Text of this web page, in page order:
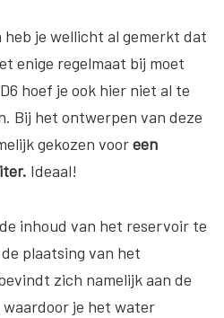
heb je wellicht al gemerkt dat
enige regelmaat bij moet
hoef je ook hier niet al te
Bij het ontwerpen van deze
gekozen vooreen
Ideaal!
inhoud van het reservoir te
plaatsing van het
zich namelijk aan de
je het water